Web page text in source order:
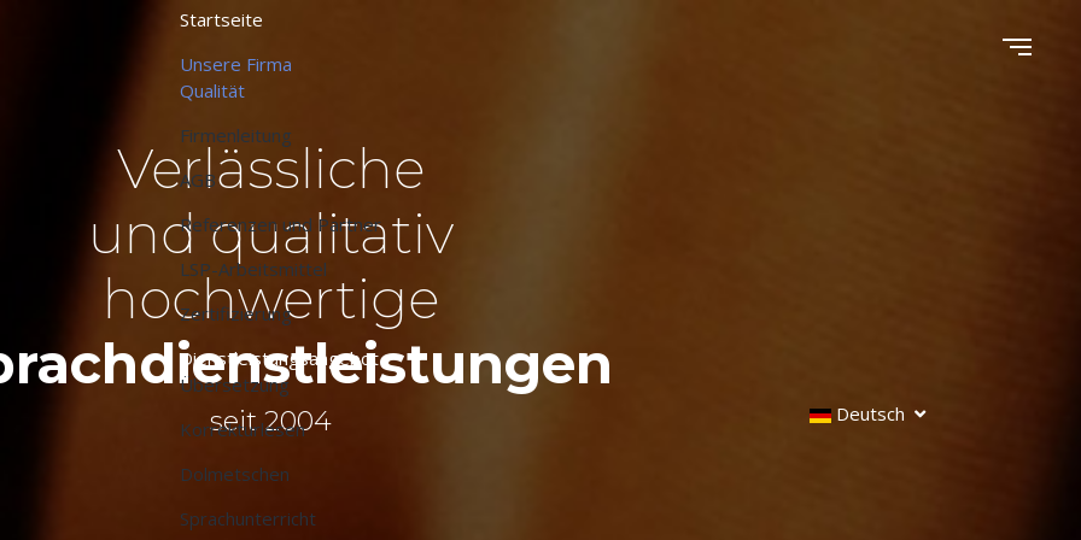
Startseite
Unsere Firma
Qualität
Firmenleitung
AGB
Referenzen und Partner
LSP-Arbeitsmittel
Zertifizierung
Dienstleistungsangebot
Übersetzung
Korrekturlesen
Dolmetschen
Sprachunterricht
Deutsch
Verlässliche
und qualitativ
hochwertige
seit 2004